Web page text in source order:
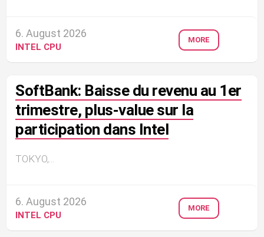
6. August 2026
INTEL CPU
MORE
SoftBank: Baisse du revenu au 1er
trimestre, plus-value sur la
participation dans Intel
TOKYO,...
6. August 2026
INTEL CPU
MORE